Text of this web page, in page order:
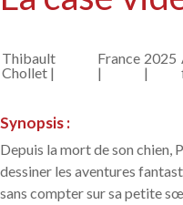
Thibault
Chollet |
France
|
2025
|
Synopsis :
Depuis la mort de son chien,
dessiner les aventures
sans compter sur sa petite